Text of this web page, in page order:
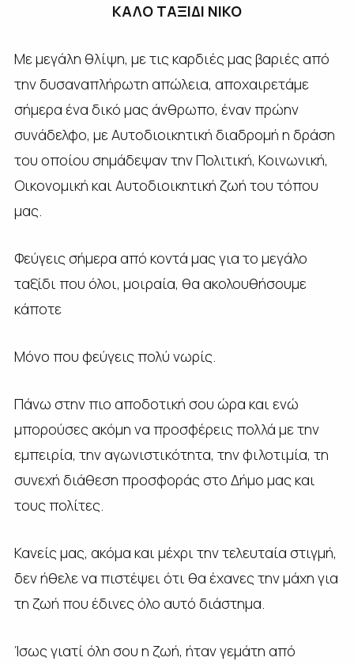
ΚΑΛΟ ΤΑΞΙΔΙ ΝΙΚΟ
Με μεγάλη θλίψη, με τις καρδιές μας βαριές από
την δυσαναπλήρωτη απώλεια, αποχαιρετάμε
σήμερα ένα δικό μας άνθρωπο, έναν πρώην
συνάδελφο, με Αυτοδιοικητική διαδρομή η δράση
του οποίου σημάδεψαν την Πολιτική, Κοινωνική,
Οικονομική και Αυτοδιοικητική ζωή του τόπου
μας.
Φεύγεις σήμερα από κοντά μας για το μεγάλο
ταξίδι που όλοι, μοιραία, θα ακολουθήσουμε
κάποτε
Μόνο που φεύγεις πολύ νωρίς.
Πάνω στην πιο αποδοτική σου ώρα και ενώ
μπορούσες ακόμη να προσφέρεις πολλά με την
εμπειρία, την αγωνιστικότητα, την φιλοτιμία, τη
συνεχή διάθεση προσφοράς στο Δήμο μας και
τους πολίτες.
Κανείς μας, ακόμα και μέχρι την τελευταία στιγμή,
δεν ήθελε να πιστέψει ότι θα έχανες την μάχη για
τη ζωή που έδινες όλο αυτό διάστημα.
Ίσως γιατί όλη σου η ζωή, ήταν γεμάτη από